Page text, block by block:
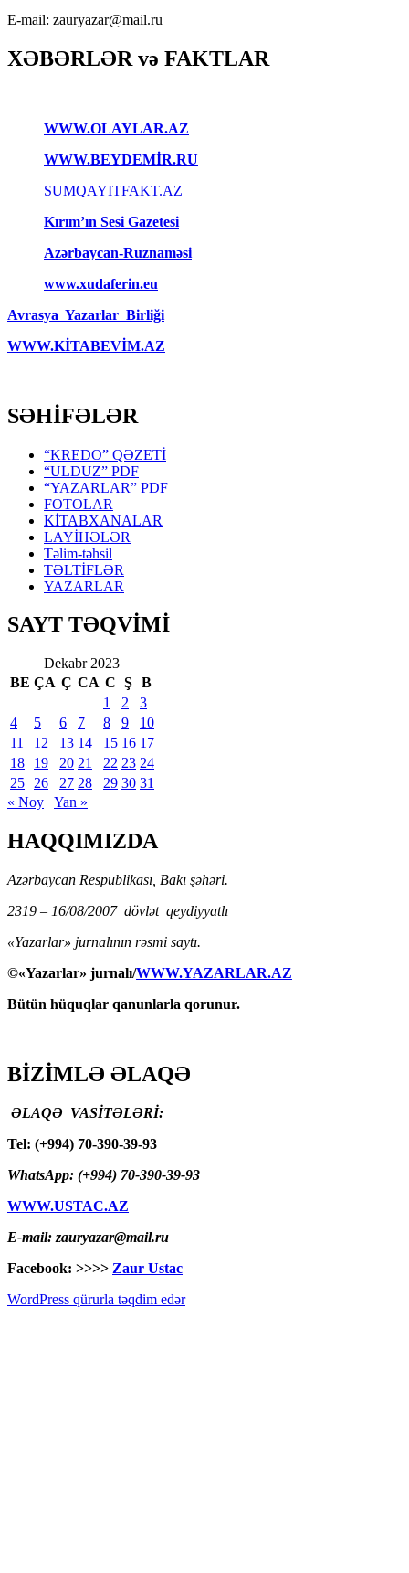
E-mail: zauryazar@mail.ru
XƏBƏRLƏR və FAKTLAR
WWW.OLAYLAR.AZ
WWW.BEYDEMİR.RU
SUMQAYITFAKT.AZ
Kırım’ın Sesi Gazetesi
Azərbaycan-Ruznaməsi
www.xudaferin.eu
Avrasya Yazarlar Birliği
WWW.KİTABEVİM.AZ
SƏHİFƏLƏR
“KREDO” QƏZETİ
“ULDUZ” PDF
“YAZARLAR” PDF
FOTOLAR
KİTABXANALAR
LAYİHƏLƏR
Təlim-təhsil
TƏLTİFLƏR
YAZARLAR
SAYT TƏQVİMİ
Dekabr 2023
BE ÇA Ç CA C Ş
B
1
2
3
4
5 6 7 8 9
10
11
12 13 14 15 16 17
18
19 20 21 22 23 24
25
26 27 28 29 30 31
« Noy
Yan »
HAQQIMIZDA
Azərbaycan Respublikası, Bakı şəhəri.
2319 – 16/08/2007 dövlət qeydiyyatlı
«Yazarlar» jurnalının rəsmi saytı.
©«Yazarlar» jurnalı/WWW.YAZARLAR.AZ
Bütün hüquqlar qanunlarla qorunur.
BİZİMLƏ ƏLAQƏ
ƏLAQƏ VASİTƏLƏRİ:
Tel: (+994) 70-390-39-93
WhatsApp: (+994) 70-390-39-93
WWW.USTAC.AZ
E-mail: zauryazar@mail.ru
Facebook: >>>> Zaur Ustac
WordPress qürurla təqdim edər